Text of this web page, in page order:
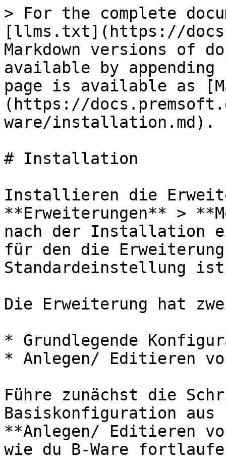
> For the complete
[llms.txt](https://
Markdown versions of
available by
page is available as
(https://
ware/installation.md).
# Installation
Installieren die
**Erweiterungen** >
nach der Installation
für den die
Standardeinstellung
Die Erweiterung hat
* Grundlegende
* Anlegen/ Editieren
Führe zunächst die
Basiskonfiguration aus
**Anlegen/ Editieren
wie du B-Ware